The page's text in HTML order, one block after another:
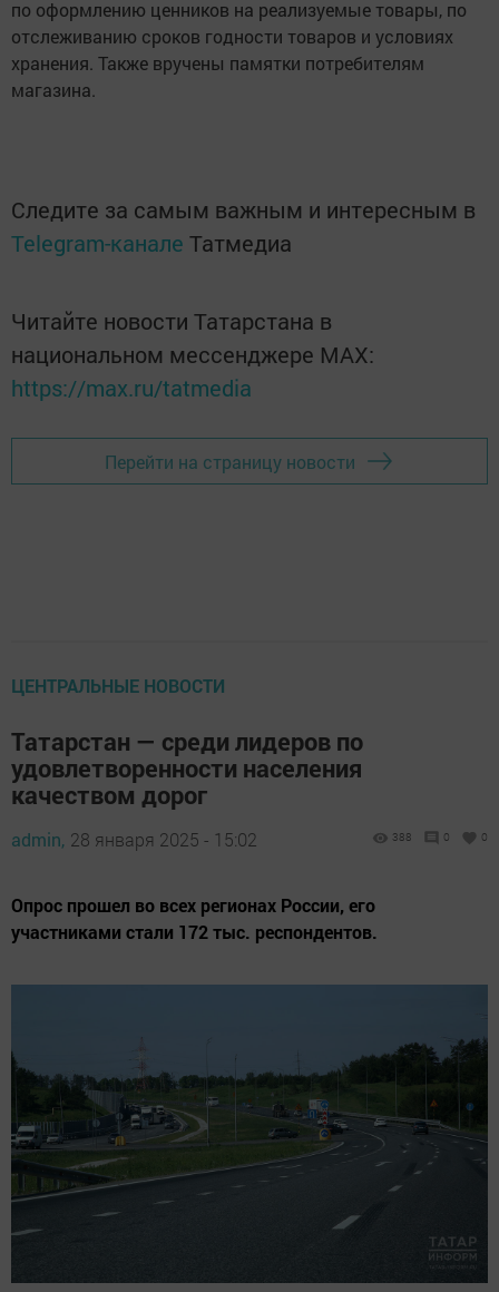
по оформлению ценников на реализуемые товары, по
отслеживанию сроков годности товаров и условиях
хранения. Также вручены памятки потребителям
магазина.
Следите за самым важным и интересным в
Telegram-канале Татмедиа
Читайте новости Татарстана в
национальном мессенджере MАХ:
https://max.ru/tatmedia
Перейти на страницу новости
ЦЕНТРАЛЬНЫЕ НОВОСТИ
Татарстан — среди лидеров по
удовлетворенности населения
качеством дорог
admin, 28 января 2025 - 15:02 388 0 0
Опрос прошел во всех регионах России, его
участниками стали 172 тыс. респондентов.